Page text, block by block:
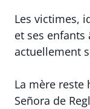
Les victimes,
et ses enfants
actuellement
La mère reste
Señora de